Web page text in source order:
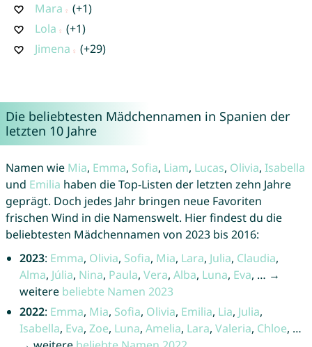
Mara
(+1)
Lola
(+1)
Jimena
(+29)
Die beliebtesten Mädchennamen in Spanien der
letzten 10 Jahre
Namen wie Mia, Emma, Sofia, Liam, Lucas, Olivia, Isabella
und Emilia haben die Top-Listen der letzten zehn Jahre
geprägt. Doch jedes Jahr bringen neue Favoriten
frischen Wind in die Namenswelt. Hier findest du die
beliebtesten Mädchennamen von 2023 bis 2016:
2023: Emma, Olivia, Sofia, Mia, Lara, Julia, Claudia,
Alma, Júlia, Nina, Paula, Vera, Alba, Luna, Eva, … →
weitere beliebte Namen 2023
2022: Emma, Mia, Sofia, Olivia, Emilia, Lia, Julia,
Isabella, Eva, Zoe, Luna, Amelia, Lara, Valeria, Chloe, …